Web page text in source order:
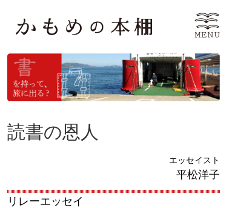
読書の恩人
エッセイスト
平松洋子
リレーエッセイ